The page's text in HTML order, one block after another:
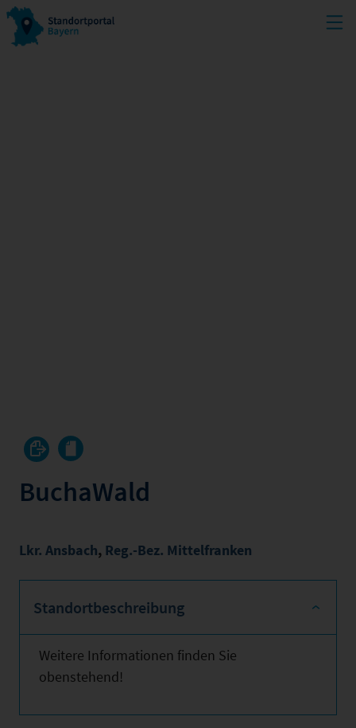
BuchaWald
Lkr. Ansbach, Reg.-Bez. Mittelfranken
Standortbeschreibung
Weitere Informationen finden Sie
obenstehend!